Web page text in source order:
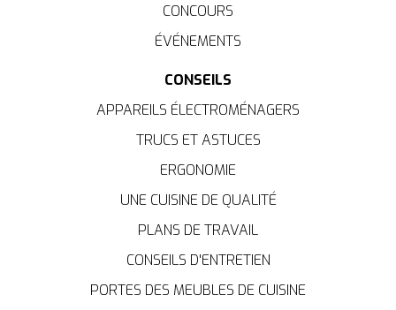
CONCOURS
ÉVÉNEMENTS
CONSEILS
APPAREILS ÉLECTROMÉNAGERS
TRUCS ET ASTUCES
ERGONOMIE
UNE CUISINE DE QUALITÉ
PLANS DE TRAVAIL
CONSEILS D'ENTRETIEN
PORTES DES MEUBLES DE CUISINE